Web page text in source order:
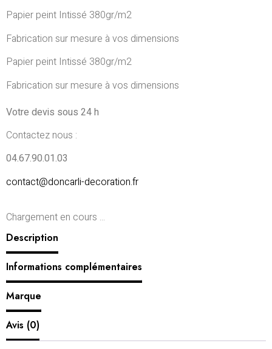
Papier peint Intissé 380gr/m2
Fabrication sur mesure à vos dimensions
Papier peint Intissé 380gr/m2
Fabrication sur mesure à vos dimensions
Votre devis sous 24 h
Contactez nous :
04.67.90.01.03
contact@doncarli-decoration.fr
Chargement en cours ...
Description
Informations complémentaires
Marque
Avis (0)